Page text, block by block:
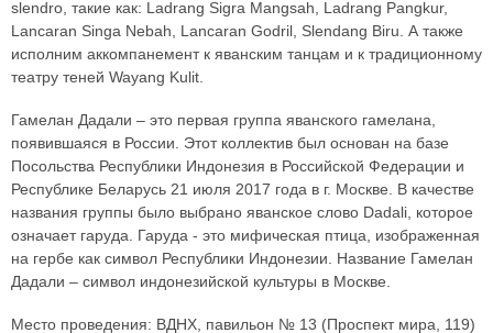
slendro, такие как: Ladrang Sigra Mangsah, Ladrang Pangkur,
Lancaran Singa Nebah, Lancaran Godril, Slendang Biru. А также
исполним аккомпанемент к яванским танцам и к традиционному
театру теней Wayang Kulit.
Гамелан Дадали – это первая группа яванского гамелана,
появившаяся в России. Этот коллектив был основан на базе
Посольства Республики Индонезия в Российской Федерации и
Республике Беларусь 21 июля 2017 года в г. Москве. В качестве
названия группы было выбрано яванское слово Dadali, которое
означает гаруда. Гаруда - это мифическая птица, изображенная
на гербе как символ Республики Индонезии. Название Гамелан
Дадали – символ индонезийской культуры в Москве.
Место проведения: ВДНХ, павильон № 13 (Проспект мира, 119)